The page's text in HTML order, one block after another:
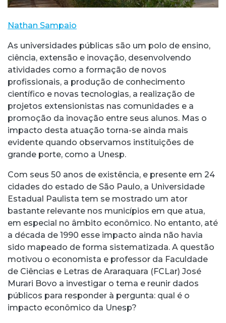
Nathan Sampaio
As universidades públicas são um polo de ensino,
ciência, extensão e inovação, desenvolvendo
atividades como a formação de novos
profissionais, a produção de conhecimento
científico e novas tecnologias, a realização de
projetos extensionistas nas comunidades e a
promoção da inovação entre seus alunos. Mas o
impacto desta atuação torna-se ainda mais
evidente quando observamos instituições de
grande porte, como a Unesp.
Com seus 50 anos de existência, e presente em 24
cidades do estado de São Paulo, a Universidade
Estadual Paulista tem se mostrado um ator
bastante relevante nos municípios em que atua,
em especial no âmbito econômico. No entanto, até
a década de 1990 esse impacto ainda não havia
sido mapeado de forma sistematizada. A questão
motivou o economista e professor da Faculdade
de Ciências e Letras de Araraquara (FCLar) José
Murari Bovo a investigar o tema e reunir dados
públicos para responder à pergunta: qual é o
impacto econômico da Unesp?